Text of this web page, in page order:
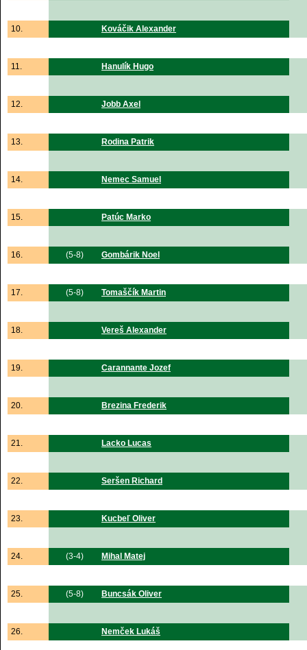
10. Kováčik Alexander
11. Hanulík Hugo
12. Jobb Axel
13. Rodina Patrik
14. Nemec Samuel
15. Patúc Marko
16. (5-8) Gombárik Noel
17. (5-8) Tomaščík Martin
18. Vereš Alexander
19. Carannante Jozef
20. Brezina Frederik
21. Lacko Lucas
22. Seršen Richard
23. Kucbeľ Oliver
24. (3-4) Mihal Matej
25. (5-8) Buncsák Oliver
26. Nemček Lukáš